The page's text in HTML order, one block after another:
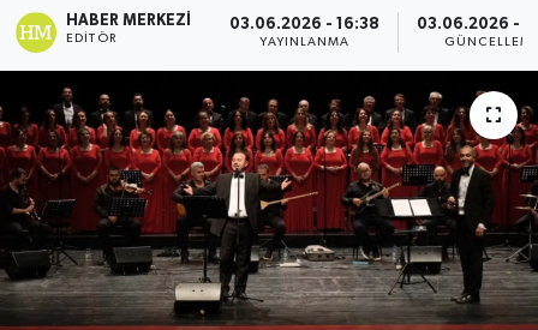
HABER MERKEZI
EDITÖR
03.06.2026 - 16:38
YAYINLANMA
03.06.2026 -